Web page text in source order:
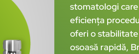
stomatologi care
eficiența
oferi o
osoasă rapidă,